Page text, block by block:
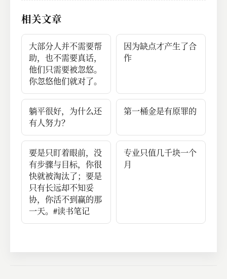
相关文章
大部分人并不需要帮
助，也不需要真话，
他们只需要被忽悠。
你忽悠他们就对了。
因为缺点才产生了合
作
躺平很好，为什么还
有人努力？
第一桶金是有原罪的
要是只盯着眼前，没
有步骤与目标，你很
快就被淘汰了；要是
只有长远却不知妥
协，你活不到赢的那
一天。#读书笔记
专业只值几千块一个
月